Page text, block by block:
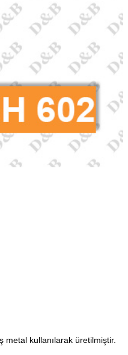
metal kullanılarak üretilmiştir.